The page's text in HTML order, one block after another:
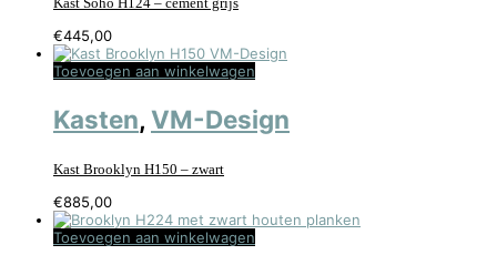
€445,00
Toevoegen aan winkelwagen
Kasten, VM-Design
Kast Brooklyn H150 – zwart
€885,00
Toevoegen aan winkelwagen